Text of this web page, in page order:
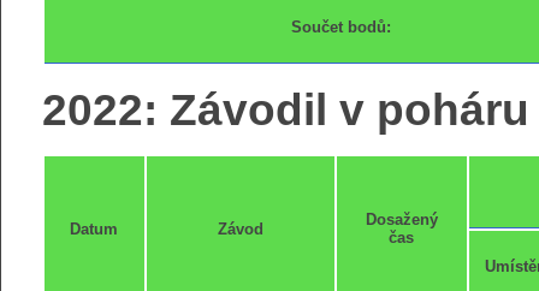
Součet bodů:
2022: Závodil v
Datum Závod
Dosažený
čas